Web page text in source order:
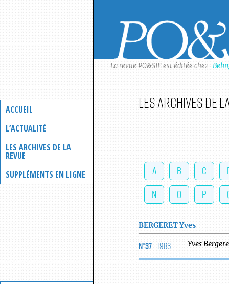
ACCUEIL
L’ACTUALITÉ
LES ARCHIVES DE LA
REVUE
SUPPLÉMENTS EN LIGNE
La revue PO&SIE est éditée chez
Les archives de
A B C
N
O P
BERGERET Yves
N°37- 1986 Yves